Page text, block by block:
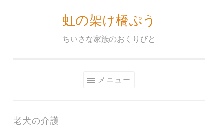
ッ
虹の架け橋ぷう
ちいさな家族のおくりびと
メニュー
老犬の介護